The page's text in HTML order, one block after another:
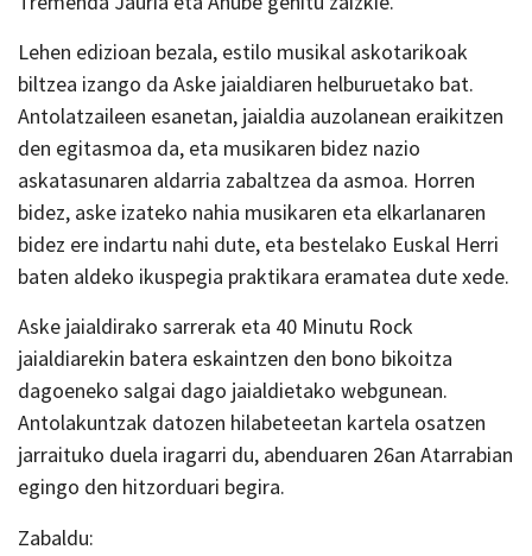
Lehen edizioan bezala, estilo musikal askotarikoak
biltzea izango da Aske jaialdiaren helburuetako bat.
Antolatzaileen esanetan, jaialdia auzolanean eraikitzen
den egitasmoa da, eta musikaren bidez nazio
askatasunaren aldarria zabaltzea da asmoa. Horren
bidez, aske izateko nahia musikaren eta elkarlanaren
bidez ere indartu nahi dute, eta bestelako Euskal Herri
baten aldeko ikuspegia praktikara eramatea dute xede.
Aske jaialdirako sarrerak eta 40 Minutu Rock
jaialdiarekin batera eskaintzen den bono bikoitza
dagoeneko salgai dago jaialdietako webgunean.
Antolakuntzak datozen hilabeteetan kartela osatzen
jarraituko duela iragarri du, abenduaren 26an Atarrabian
egingo den hitzorduari begira.
Zabaldu: